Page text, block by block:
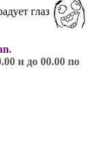
глаз
.
и до 00.00 по